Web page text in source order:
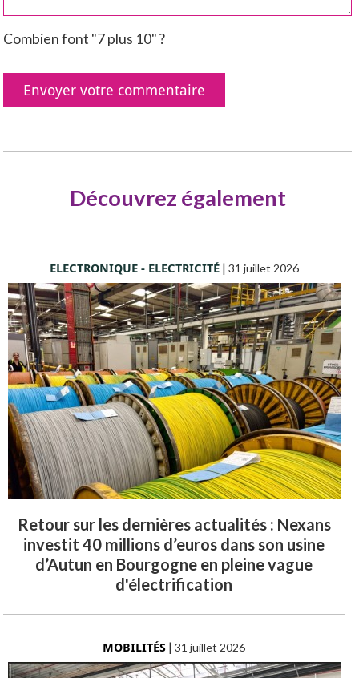
Combien font "7 plus 10" ?
Découvrez également
ELECTRONIQUE - ELECTRICITÉ| 31 juillet 2026
Retour sur les dernières actualités : Nexans
investit 40 millions d’euros dans son usine
d’Autun en Bourgogne en pleine vague
d'électrification
MOBILITÉS |31 juillet 2026